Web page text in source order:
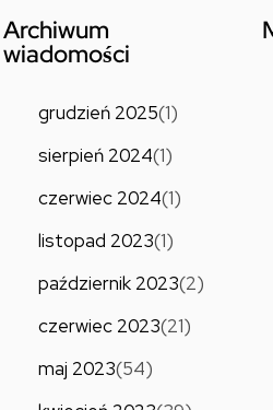
Archiwum
wiadomości
grudzień 2025(1)
sierpień 2024(1)
czerwiec 2024(1)
listopad 2023(1)
październik 2023(2)
czerwiec 2023(21)
maj 2023(54)